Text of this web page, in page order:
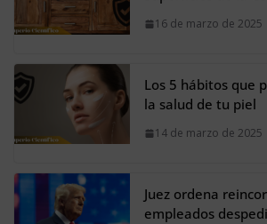
16 de marzo de 2025
Los 5 hábitos que
la salud de tu piel
14 de marzo de 2025
Juez ordena
empleados